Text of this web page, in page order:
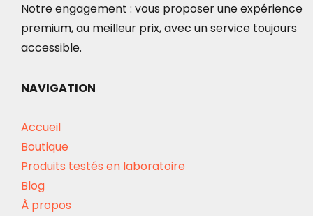
Notre engagement : vous proposer une expérience
premium, au meilleur prix, avec un service toujours
accessible.
NAVIGATION
Accueil
Boutique
Produits testés en laboratoire
Blog
À propos